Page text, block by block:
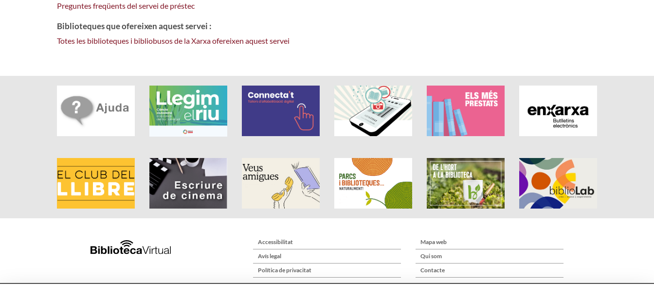
Preguntes freqüents del servei de préstec
Biblioteques que ofereixen aquest servei :
Totes les biblioteques i bibliobusos de la Xarxa ofereixen aquest servei
Accessibilitat
Avís legal
Política de privacitat
Mapa web
Qui som
Contacte